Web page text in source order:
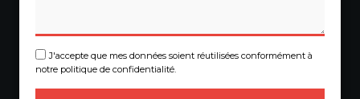
J'accepte que mes données soient réutilisées conformément à
notre politique de confidentialité.